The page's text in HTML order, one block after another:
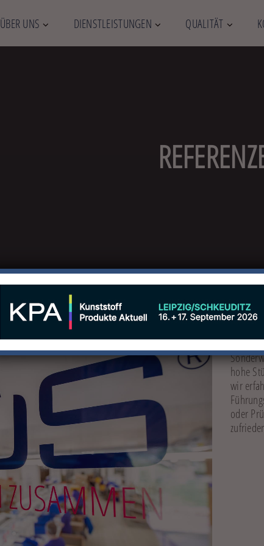
ÜBER UNS DIENSTLEISTUNGEN QUALITÄT
WIR TUN ALLES, UM IHRE ERWARTUNGEN ZU
Sie
hohe
wir
oder